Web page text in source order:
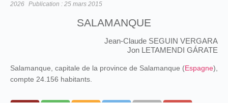
2026 Publication : 25 mars 2015
SALAMANQUE
Jean-Claude SEGUIN VERGARA
Jon LETAMENDI GÁRATE
Salamanque, capitale de la province de Salamanque (Espagne),
compte 24.156 habitants.